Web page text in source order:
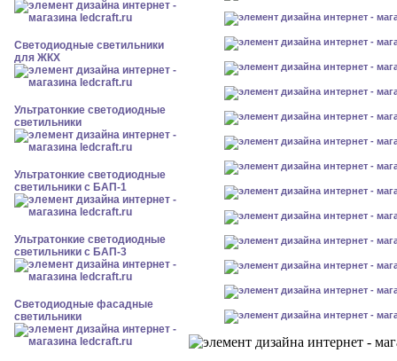
Светодиодные светильники
для ЖКХ
Ультратонкие светодиодные
светильники
Ультратонкие светодиодные
светильники с БАП-1
Ультратонкие светодиодные
светильники с БАП-3
Светодиодные фасадные
светильники